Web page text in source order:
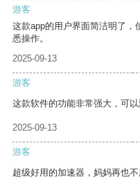
游客
这款app的用户界面简洁明了，
悉操作。
2025-09-13
游客
这款软件的功能非常强大，可以
2025-09-13
游客
超级好用的加速器，妈妈再也